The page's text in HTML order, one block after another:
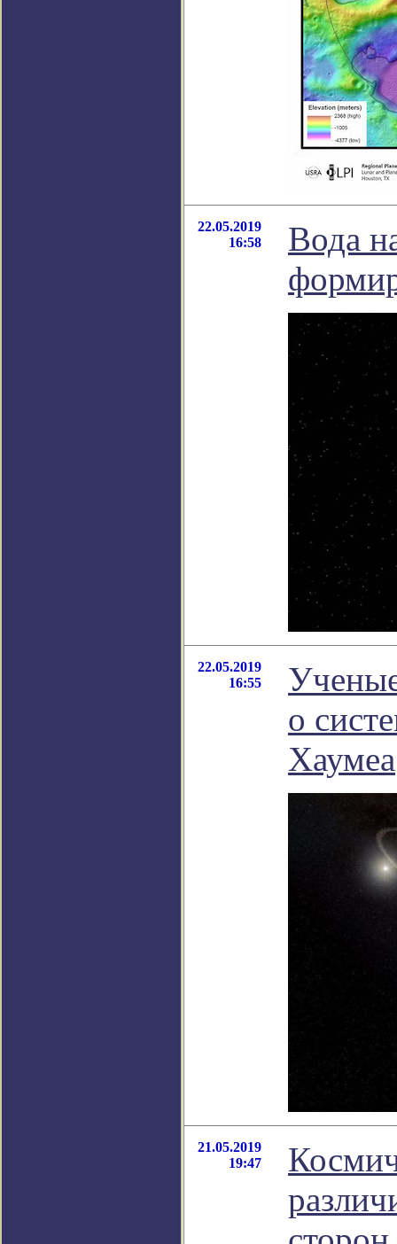
22.05.2019
16:58
Вода
22.05.2019
16:55
о
Хаумеа
21.05.2019
19:47